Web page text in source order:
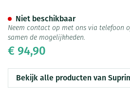
€ 94,90
Niet beschikbaar
Neem contact op met ons via telefoon
samen de mogelijkheden.
Bekijk alle producten van